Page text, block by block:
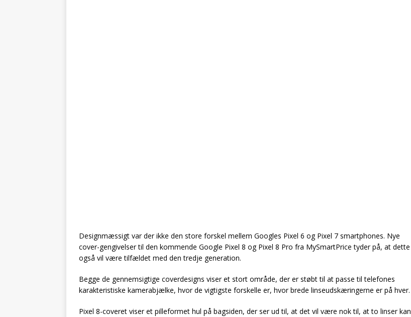
Designmæssigt var der ikke den store forskel mellem Googles Pixel 6 og Pixel 7 smartphones. Nye
cover-gengivelser til den kommende Google Pixel 8 og Pixel 8 Pro fra MySmartPrice tyder på, at dette
også vil være tilfældet med den tredje generation.
Begge de gennemsigtige coverdesigns viser et stort område, der er støbt til at passe til telefones
karakteristiske kamerabjælke, hvor de vigtigste forskelle er, hvor brede linseudskæringerne er på hver.
Pixel 8-coveret viser et pilleformet hul på bagsiden, der ser ud til, at det vil være nok til, at to linser kan